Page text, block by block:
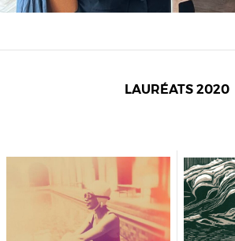
LAURÉATS 2020